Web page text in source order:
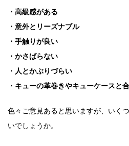
・高級感がある
・意外とリーズナブル
・手触りが良い
・かさばらない
・人とかぶりづらい
・キューの革巻きやキューケースと
色々ご意見あると思いますが、いく
いでしょうか。